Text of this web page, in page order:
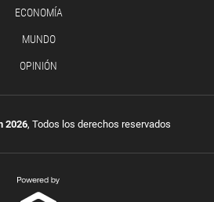
ECONOMÍA
MUNDO
OPINIÓN
2026, Todos los derechos reservados